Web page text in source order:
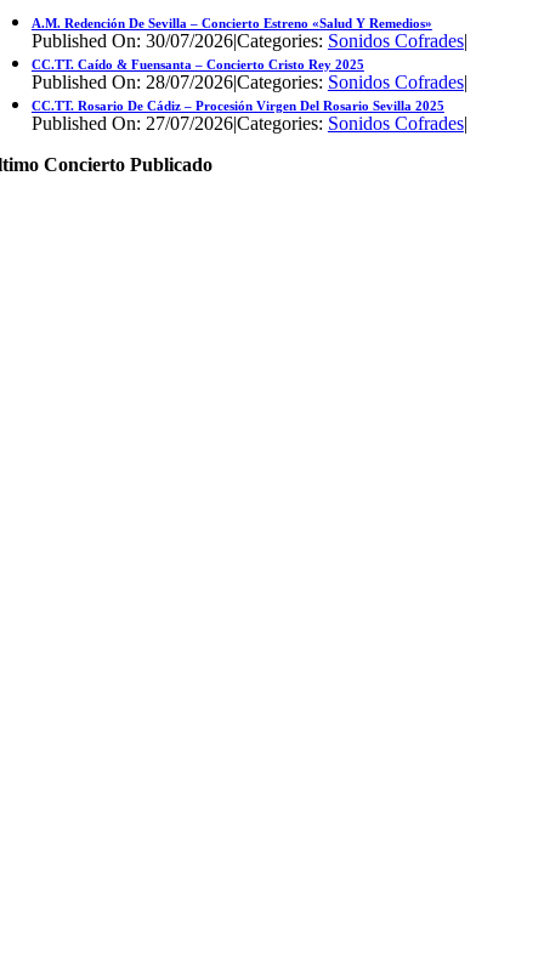
A.M. Redención De Sevilla – Concierto Estreno «Salud Y Remedios»
Published On: 30/07/2026|Categories: Sonidos Cofrades|
CC.TT. Caído & Fuensanta – Concierto Cristo Rey 2025
Published On: 28/07/2026|Categories: Sonidos Cofrades|
CC.TT. Rosario De Cádiz – Procesión Virgen Del Rosario Sevilla 2025
Published On: 27/07/2026|Categories: Sonidos Cofrades|
Concierto Publicado